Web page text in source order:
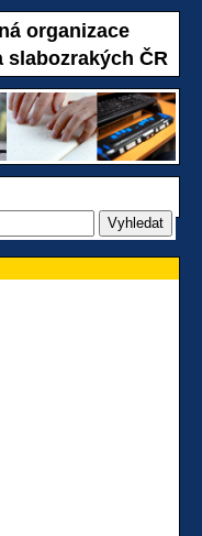
organizace
slabozrakých ČR